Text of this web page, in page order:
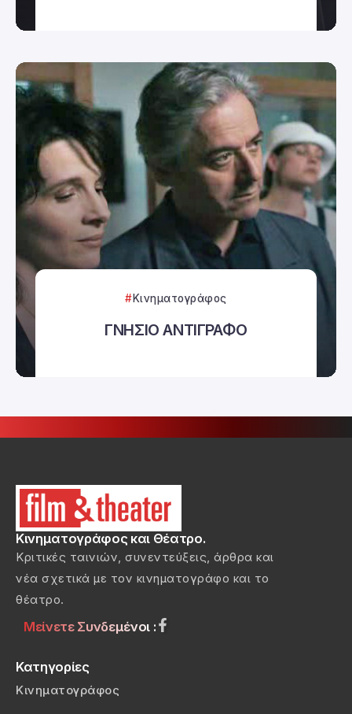
Κινηματογράφος
ΓΝΗΣΙΟ ΑΝΤΙΓΡΑΦΟ
Κινηματογράφος και Θέατρο.
Κριτικές ταινιών, συνεντεύξεις, άρθρα και
νέα σχετικά με τον κινηματογράφο και το
θέατρο.
Μείνετε Συνδεμένοι :
Κατηγορίες
Κινηματογράφος